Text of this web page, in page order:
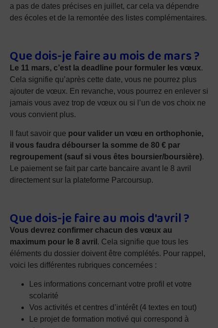
a pas de dates précises en juillet, car cela va dépendre
des écoles et de la remontée des listes complémentaires.
Que dois-je faire au mois de mars ?
Le 11 mars, c’est la deadline pour formuler les vœux.
Cela signifie qu’après cette date, vous ne pourrez plus
ajouter de vœux. En revanche, vous pourrez en enlever si
jamais vous avez trop de vœux ou si l’un de vos choix ne
vous convient plus.
Il faut savoir que pour valider un vœu en orthophonie,
il vous faudra débourser la somme de 80 € par
regroupement (sauf si vous êtes boursier/boursière).
Le paiement se fait par carte bancaire avant le 8 avril
directement sur la plateforme Parcoursup.
Que dois-je faire au mois d'avril ?
Vous devrez confirmer chacun des vœux au
maximum pour le 8 avril . Cela signifie que tous les
éléments du dossier doivent être complétés. Pour rappel,
voici les différentes rubriques concernées :
Les informations concernant votre profil et votre
scolarité
Vos activités et centres d’intérêt (4 textes en tout)
Le projet de formation motivé qui correspond à